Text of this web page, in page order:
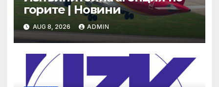
горите | Новини
AUG 8, 2026 ADMIN